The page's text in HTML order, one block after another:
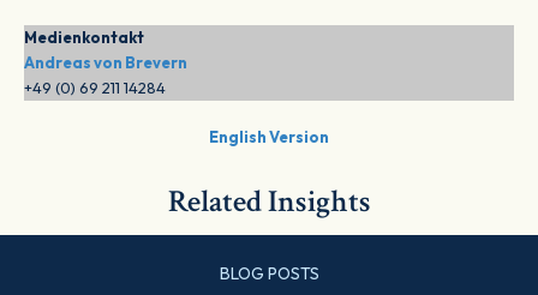
Medienkontakt
Andreas von Brevern
+49 (0) 69 211 14284
English Version
Related Insights
BLOG POSTS